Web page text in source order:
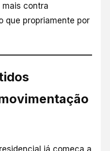
contra
que propriamente por